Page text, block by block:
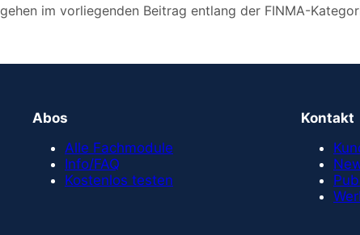
im vorliegenden Beitrag entlang der FINMA-
Abos
Alle Fachmodule
Info/FAQ
Kostenlos testen
Kontakt